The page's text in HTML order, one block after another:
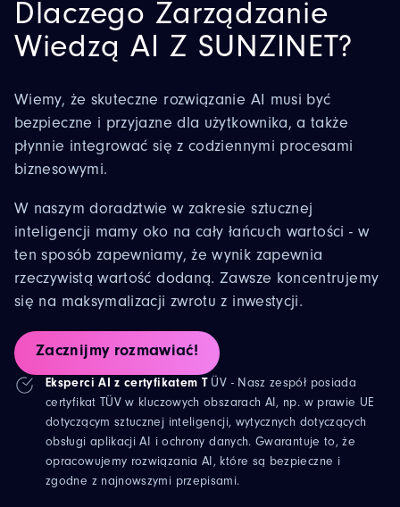
Dlaczego Zarządzanie
Wiedzą AI Z SUNZINET?
Wiemy, że skuteczne rozwiązanie AI musi być
bezpieczne i przyjazne dla użytkownika, a także
płynnie integrować się z codziennymi procesami
biznesowymi.
W naszym doradztwiew zakresie sztucznej
inteligencji mamy oko na cały łańcuch wartości - w
ten sposób zapewniamy, że wynik zapewnia
rzeczywistą wartość dodaną. Zawsze koncentrujemy
się na maksymalizacji zwrotu z inwestycji.
Zacznijmy rozmawiać!
Eksperci AI z certyfikatem T ÜV - Nasz zespół posiada
certyfikat TÜV w kluczowych obszarach AI, np. w prawie UE
dotyczącym sztucznej inteligencji, wytycznych dotyczących
obsługi aplikacji AI i ochrony danych. Gwarantuje to, że
opracowujemy rozwiązania AI, które są bezpieczne i
zgodne z najnowszymi przepisami.